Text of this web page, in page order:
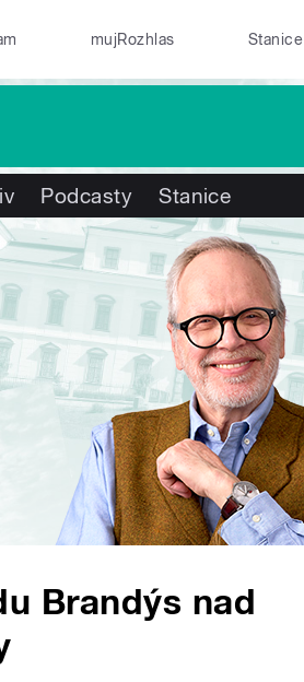
mujRozhlas Stanice
Podcasty Stanice
Brandýs nad